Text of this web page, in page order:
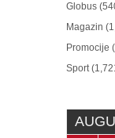
Globus
Magazin
Promocije
Sport